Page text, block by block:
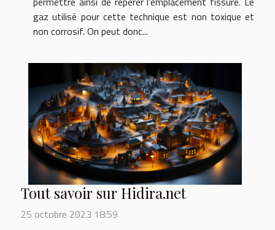
gaz utilisé pour cette technique est non toxique et
non corrosif. On peut donc...
Tout savoir sur Hidira.net
25 octobre 2023 18:59